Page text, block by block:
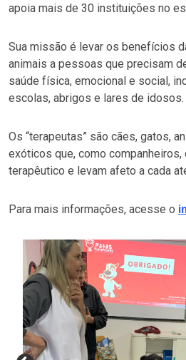
apoia mais de 30 instituições no
Sua missão é levar os benefícios
animais a pessoas que precisam
saúde física, emocional e social,
escolas, abrigos e lares de idosos.
Os “terapeutas” são cães, gatos,
exóticos que, como
terapêutico e levam afeto a cada
Para mais informações, acesse o